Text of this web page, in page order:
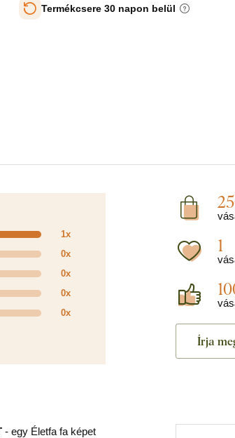
Termékcsere 30 napon belül
0x
0x
0x
0x
1x 1
Írja
- egy Életfa fa képet